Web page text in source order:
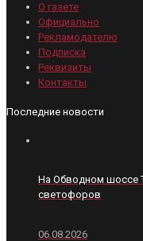
О газете
Официально
Рекламодателю
Подписка
Реквизиты
Контакты
Последние новости
На Обводном шоссе
светофоров
06.08.2026